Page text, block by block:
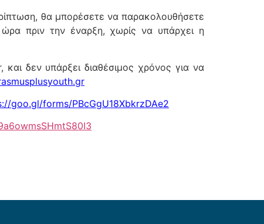
θα μπορέσετε να παρακολουθήσετε
πριν την έναρξη, χωρίς να υπάρχει η
δεν υπάρξει διαθέσιμος χρόνος για να
goo.gl/forms/PBcGgU18XbkrzDAe2